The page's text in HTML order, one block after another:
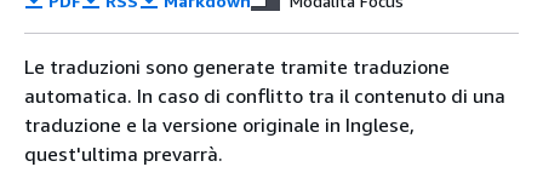
Le traduzioni sono generate tramite traduzione
automatica. In caso di conflitto tra il contenuto di una
traduzione e la versione originale in Inglese,
quest'ultima prevarrà.